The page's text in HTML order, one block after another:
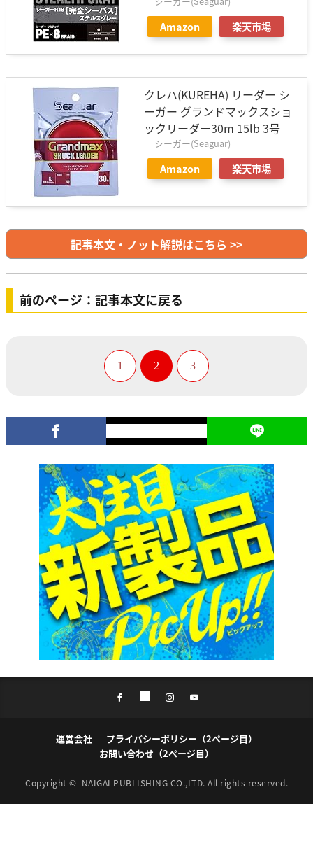
Amazon 楽天市場
クレハ(KUREHA) リーダー シ
ーガー グランドマックスショ
ックリーダー30m 15lb 3号
シーガー(Seaguar)
Amazon 楽天市場
記事本文・ノット解説はこちら >>
前のページ：記事本文に戻る
1 2 3
運営会社
プライバシーポリシー（2ページ目）
お問い合わせ（2ページ目）
Copyright © NAIGAI PUBLISHING CO.,LTD. All rights reserved.